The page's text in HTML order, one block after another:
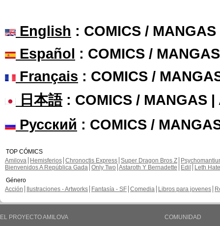
English : COMICS /
Español : COMICS /
Français : COMICS /
日本語: COMICS / MANGAS |
Русский : COMICS /
TOP CÓMICS
Amilova
Hemisferios Chronoctis Express Super Dragon Bros Z
Bienvenidos A República Gada Only Two Astaroth Y Bernadette Edil
Leth Hate
Género
Acción
Ilustraciones - Artworks Fantasía - SF Comedia Libros para jovenes
EL PROYECTO AMILOVA
COMUNIDAD